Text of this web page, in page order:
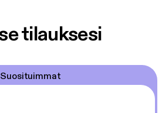
tilauksesi
Suosituimmat